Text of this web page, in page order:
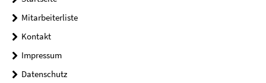
Mitarbeiterliste
Kontakt
Impressum
Datenschutz